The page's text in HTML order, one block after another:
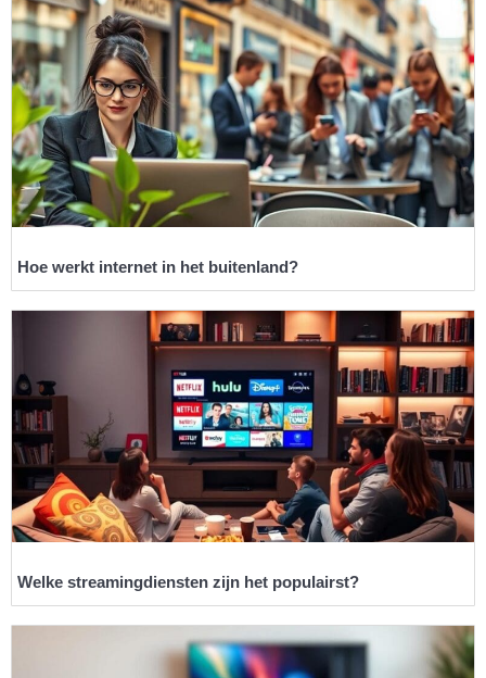
Hoe werkt internet in het buitenland?
Welke streamingdiensten zijn het populairst?